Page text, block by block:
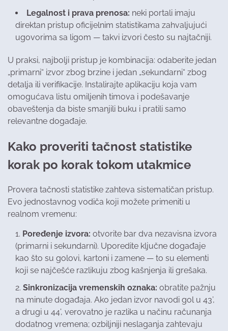
Legalnost i prava prenosa: neki portali imaju
direktan pristup oficijelnim statistikama zahvaljujući
ugovorima sa ligom — takvi izvori često su najtačniji.
U praksi, najbolji pristup je kombinacija: odaberite jedan
„primarni“ izvor zbog brzine i jedan „sekundarni“ zbog
detalja ili verifikacije. Instalirajte aplikaciju koja vam
omogućava listu omiljenih timova i podešavanje
obaveštenja da biste smanjili buku i pratili samo
relevantne događaje.
Kako proveriti tačnost statistike
korak po korak tokom utakmice
Provera tačnosti statistike zahteva sistematičan pristup.
Evo jednostavnog vodiča koji možete primeniti u
realnom vremenu:
Poređenje izvora: otvorite bar dva nezavisna izvora
(primarni i sekundarni). Uporedite ključne događaje
kao što su golovi, kartoni i zamene — to su elementi
koji se najčešće razlikuju zbog kašnjenja ili grešaka.
Sinkronizacija vremenskih oznaka: obratite pažnju
na minute događaja. Ako jedan izvor navodi gol u 43’,
a drugi u 44’, verovatno je razlika u načinu računanja
dodatnog vremena; ozbiljniji neslaganja zahtevaju